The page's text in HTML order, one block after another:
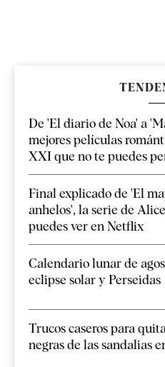
De 'El diario de Noa' a
mejores películas
XXI que no te puedes
Final explicado de 'El
anhelos', la serie de
puedes ver en Netflix
Calendario lunar de
eclipse solar y Perseidas
Trucos caseros para
negras de las sandalias